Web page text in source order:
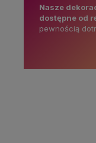
Nasze
dostępne od
pewnością